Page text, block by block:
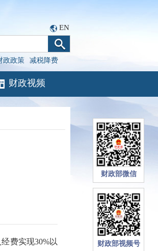
EN
政政策 减税降费
财政视频
费实现30%以
财政部微信
财政部视频号